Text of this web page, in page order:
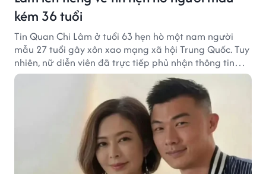
kém 36 tuổi
Tin Quan Chi Lâm ở tuổi 63 hẹn hò một nam người
mẫu 27 tuổi gây xôn xao mạng xã hội Trung Quốc. Tuy
nhiên, nữ diễn viên đã trực tiếp phủ nhận thông tin
này.